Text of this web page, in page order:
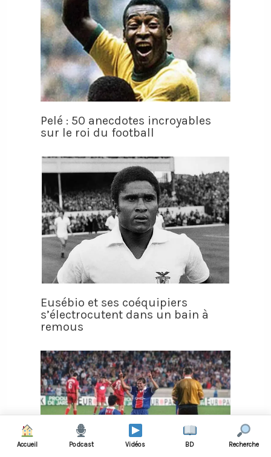
Pelé : 50 anecdotes incroyables
sur le roi du football
Eusébio et ses coéquipiers
s’électrocutent dans un bain à
remous
Accueil Podcast Vidéos BD Recherche